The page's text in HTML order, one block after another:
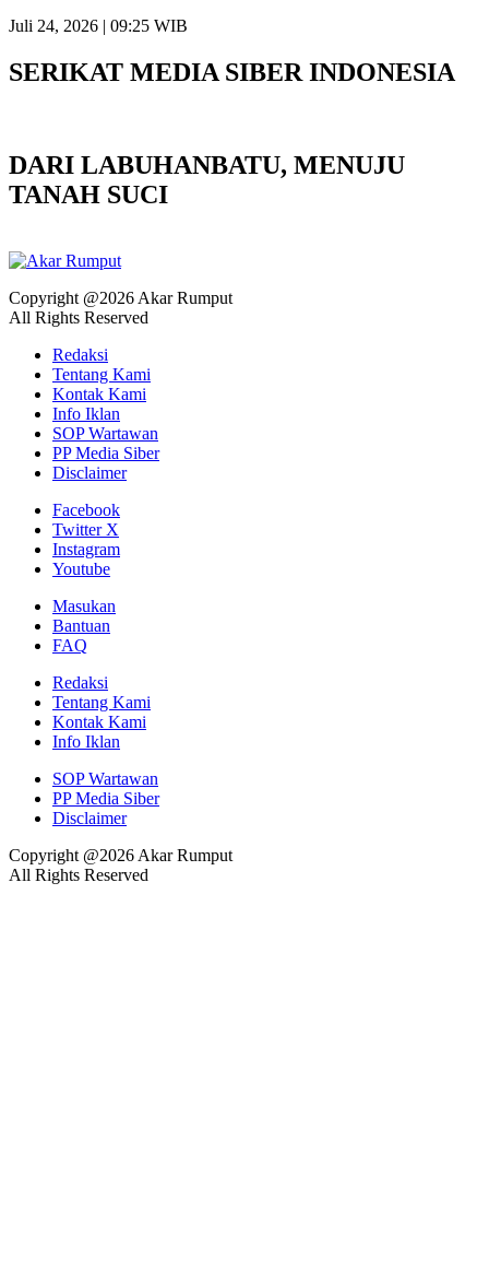
Juli 24, 2026 | 09:25 WIB
SERIKAT MEDIA SIBER INDONESIA
DARI LABUHANBATU, MENUJU
TANAH SUCI
Copyright @2026 Akar Rumput
All Rights Reserved
Redaksi
Tentang Kami
Kontak Kami
Info Iklan
SOP Wartawan
PP Media Siber
Disclaimer
Facebook
Twitter X
Instagram
Youtube
Masukan
Bantuan
FAQ
Redaksi
Tentang Kami
Kontak Kami
Info Iklan
SOP Wartawan
PP Media Siber
Disclaimer
Copyright @2026 Akar Rumput
All Rights Reserved